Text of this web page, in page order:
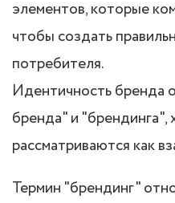
элементов, которые
чтобы создать
потребителя.
Идентичность бренда
бренда" и "брендинга",
рассматриваются как
Термин "брендинг"